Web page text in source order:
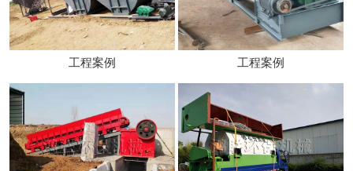
工程案例 工程案例